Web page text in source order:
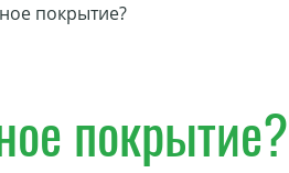
покрытие?
покрытие?